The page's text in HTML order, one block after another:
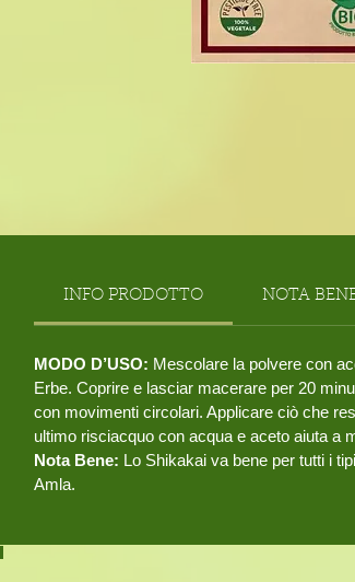
INFO PRODOTTO NOTA
MODO D’USO: Mescolare la polvere con
Erbe. Coprire e lasciar macerare per 20
con movimenti circolari. Applicare ciò che
ultimo risciacquo con acqua e aceto aiuta a
Nota Bene: Lo Shikakai va bene per tutti i
Amla.